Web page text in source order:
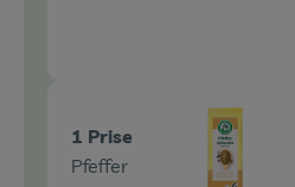
1 Prise
Pfeffer